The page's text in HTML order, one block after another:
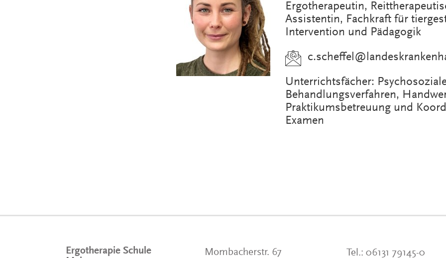
Ergotherapeutin,
Assistentin, Fachkraft für
Intervention und Pädagogik
c.scheffel@
Unterrichtsfächer:
Behandlungsverfahren,
Praktikumsbetreuung und
Examen
Ergotherapie Schule
Mombacherstr. 67 Tel.: 06131 79145-0